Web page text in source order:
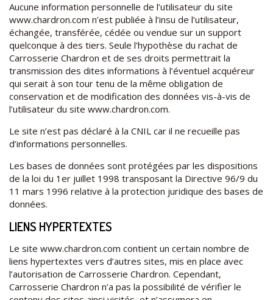
Aucune information personnelle de l’utilisateur du site
www.chardron.com n’est publiée à l’insu de l’utilisateur,
échangée, transférée, cédée ou vendue sur un support
quelconque à des tiers. Seule l’hypothèse du rachat de
Carrosserie Chardron et de ses droits permettrait la
transmission des dites informations à l’éventuel acquéreur
qui serait à son tour tenu de la même obligation de
conservation et de modification des données vis-à-vis de
l’utilisateur du site www.chardron.com.
Le site n’est pas déclaré à la CNIL car il ne recueille pas
d’informations personnelles.
Les bases de données sont protégées par les dispositions
de la loi du 1er juillet 1998 transposant la Directive 96/9 du
11 mars 1996 relative à la protection juridique des bases de
données.
LIENS HYPERTEXTES
Le site www.chardron.com contient un certain nombre de
liens hypertextes vers d’autres sites, mis en place avec
l’autorisation de Carrosserie Chardron. Cependant,
Carrosserie Chardron n’a pas la possibilité de vérifier le